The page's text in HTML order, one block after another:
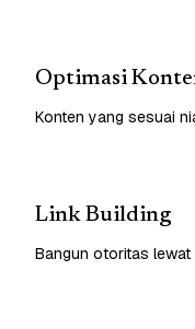
Optimasi
Konten yang sesuai
Link Building
Bangun otoritas